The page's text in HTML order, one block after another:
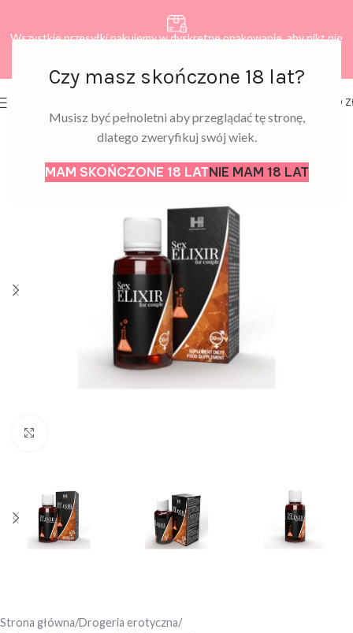
Czy masz skończone 18 lat?
Musisz być pełnoletni aby przeglądać tę stronę,
dlatego zweryfikuj swój wiek.
MAM SKOŃCZONE 18 LATNIE MAM 18 LAT
Wszystkie przesyłki pakujemy w dyskretne opakowanie, aby nikt nie
0,00
Strona główna Drogeria erotyczna